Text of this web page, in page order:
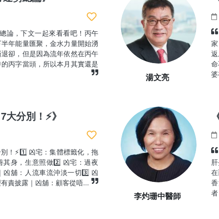
論，下文一起來看看吧！丙午
年能量匯聚，金水力量開始湧
卻，但是因為流年依然在丙午
丙字當頭，所以本月其實還是
湯文亮
分別！⚡》
！⚡1️⃣ 凶宅：集體標籤化，拖
身，生意照做2️⃣ 凶宅：過夜
舖：人流車流沖淡一切3️⃣ 凶
責披露｜凶舖：顧客從唔...
李灼珊中醫師